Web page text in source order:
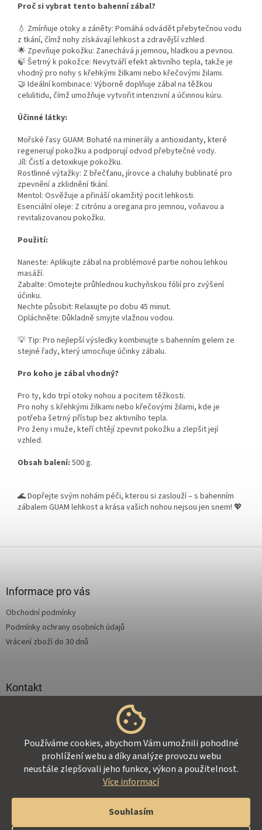
Používáme cookies, abychom Vám umožnili pohodlné
prohlížení webu a díky analýze provozu webu
neustále zlepšovali jeho funkce, výkon a použitelnost.
Více informací
Souhlasím
Proč si vybrat tento bahenní zábal?
💧 Zmírňuje otoky a záněty: Pomáhá odvádět přebytečnou vodu
z tkání, čímž nohy získávají lehkost a zdravější vzhled.
🌟 Zpevňuje pokožku: Zanechává ji jemnou, hladkou a pevnou.
🍃 Šetrný k pokožce: Nevytváří efekt aktivního tepla, takže je
vhodný pro nohy s křehkými žilkami nebo křečovými žilami.
🤝 Ideální kombinace: Výborně doplňuje zábal na těžkou
celulitidu, čímž umožňuje vytvořit intenzivní a účinnou kúru.
Účinné látky:
Mořské řasy GUAM: Bohaté na minerály a antioxidanty, které
regenerují pokožku a podporují odvod přebytečné vody.
Jíl: Čistí a detoxikuje pokožku.
Rostlinné výtažky: Z břečťanu, jírovce a chaluhy bublinaté pro
zpevnění a zklidnění tkání.
Mentol: Osvěžuje a přináší okamžitý pocit lehkosti.
Esenciální oleje: Z citrónu a oregana pro jemnou, voňavou a
revitalizovanou pokožku.
Použití:
Naneste: Aplikujte zábal na problémové partie nohou lehkou
masáží.
Zabalte: Omotejte průhlednou kuchyňskou fólií pro zvýšení
účinku.
Nechte působit: Relaxujte po dobu 45 minut.
Opláchněte: Důkladně smyjte vlažnou vodou.
💡 Tip: Pro nejlepší výsledky kombinujte s bahenním gelem ze
stejné řady, který umocňuje účinky zábalu.
Pro koho je zábal vhodný?
Pro ty, kdo trpí otoky nohou a pocitem těžkosti.
Pro nohy s křehkými žilkami nebo křečovými žilami, kde je
potřeba šetrný přístup bez aktivního tepla.
Pro ženy i muže, kteří chtějí zpevnit pokožku a zlepšit její
vzhled.
Obsah balení: 500 g.
🌊 Dopřejte svým nohám péči, kterou si zaslouží – s bahenním
zábalem GUAM lehkost a krása vašich nohou nejsou jen snem! 💖
Informace pro vás
Obchodní podmínky
Podmínky ochrany osobních údajů
Vrácení zboží do 30 dnů
Kontakt
Vytvořil Shoptet